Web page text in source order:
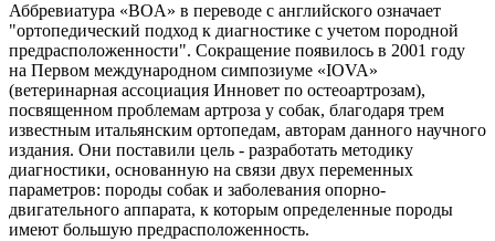
Аббревиатура «BOA» в переводе с английского означает
"ортопедический подход к диагностике с учетом породной
предрасположенности". Сокращение появилось в 2001 году
на Первом международном симпозиуме «IOVA»
(ветеринарная ассоциация Инновет по остеоартрозам),
посвященном проблемам артроза у собак, благодаря трем
известным итальянским ортопедам, авторам данного научного
издания. Они поставили цель - разработать методику
диагностики, основанную на связи двух переменных
параметров: породы собак и заболевания опорно-
двигательного аппарата, к которым определенные породы
имеют большую предрасположенность.